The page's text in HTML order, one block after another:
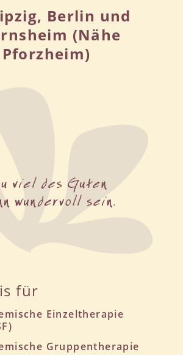
Berlin und
(Nähe
Pforzheim)
für
Einzeltherapie
Gruppentherapie